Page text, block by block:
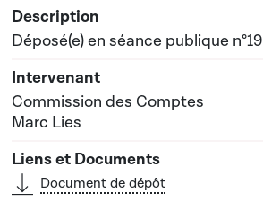
Déposé(e) en séance publique n°19
Commission des Comptes
Marc Lies
Document de dépôt